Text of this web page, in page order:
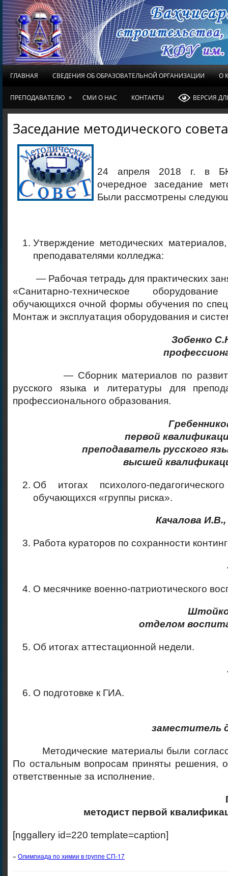
ГЛАВНАЯ СВЕДЕНИЯ ОБ ОБРАЗОВАТЕЛЬНОЙ ОРГАНИЗАЦИИ О
ПРЕПОДАВАТЕЛЮ » СМИ О НАС КОНТАКТЫ ВЕРСИЯ
Заседание методического совета
24 апреля 2018 г. в
очередное заседание
Были рассмотрены
Утверждение методических
преподавателями колледжа:
— Рабочая тетрадь для практических
«Санитарно-техническое
обучающихся очной формы обучения по
Монтаж и эксплуатация оборудования и
Зобенко
— Сборник материалов по
русского языка и литературы для
профессионального образования.
первой
преподаватель русского
высшей
Об итогах психолого-
обучающихся «группы риска».
Качалова И.В.,
Работа кураторов по сохранности
О месячнике военно-патриотического
отделом
Об итогах аттестационной недели.
О подготовке к ГИА.
заместитель
Методические материалы были
По остальным вопросам приняты решения,
ответственные за исполнение.
методист первой
[nggallery id=220 template=caption]
« Олимпиада по химии в группе СП-17